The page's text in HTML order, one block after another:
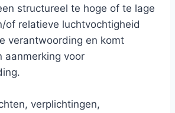
structureel te hoge of te lage
of relatieve luchtvochtigheid
verantwoording en komt
aanmerking voor
verplichtingen,